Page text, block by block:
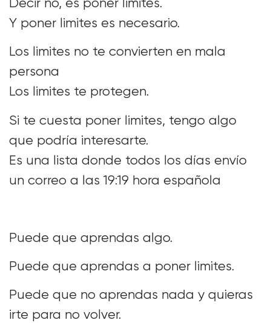
Decir no, es poner limites.
Y poner limites es necesario.
Los limites no te convierten en mala
persona
Los limites te protegen.
Si te cuesta poner limites, tengo algo
que podría interesarte.
Es una lista donde todos los días envío
un correo a las 19:19 hora española
Puede que aprendas algo.
Puede que aprendas a poner limites.
Puede que no aprendas nada y quieras
irte para no volver.